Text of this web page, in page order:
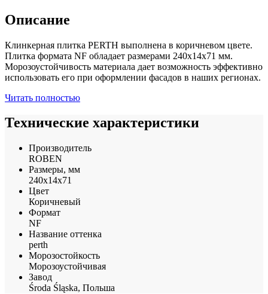
Описание
Клинкерная плитка PERTH выполнена в коричневом цвете.
Плитка формата NF обладает размерами 240x14x71 мм.
Морозоустойчивость материала дает возможность эффективно
использовать его при оформлении фасадов в наших регионах.
Читать полностью
Технические характеристики
Производитель
ROBEN
Размеры, мм
240x14x71
Цвет
Коричневый
Формат
NF
Название оттенка
perth
Морозостойкость
Морозоустойчивая
Завод
Środa Śląska, Польша